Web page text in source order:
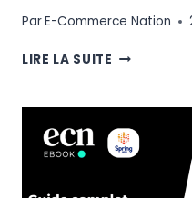
ParE-Commerce Nation
LIRE LA SUITE LE
CHAQUE
VISITEUR